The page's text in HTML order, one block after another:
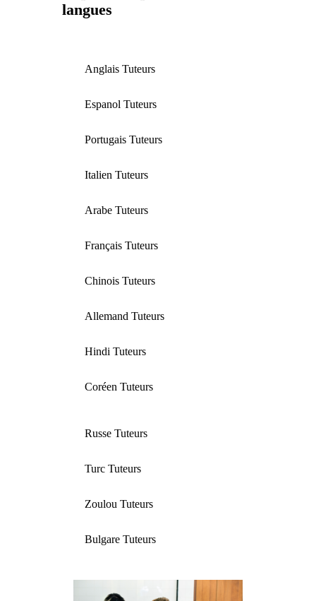
langues
Anglais Tuteurs
Espanol Tuteurs
Portugais Tuteurs
Italien Tuteurs
Arabe Tuteurs
Français Tuteurs
Chinois Tuteurs
Allemand Tuteurs
Hindi Tuteurs
Coréen Tuteurs
Russe Tuteurs
Turc Tuteurs
Zoulou Tuteurs
Bulgare Tuteurs